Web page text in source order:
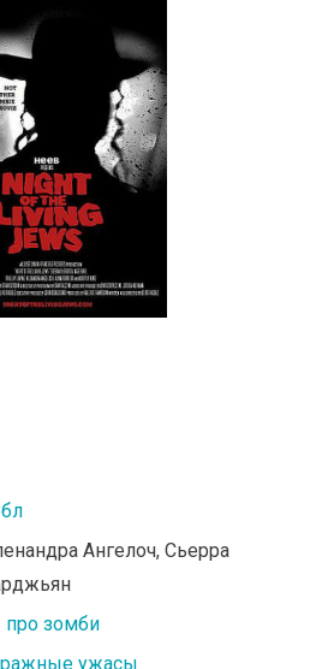
Ангелоч, Сьерра
зомби
ужасы